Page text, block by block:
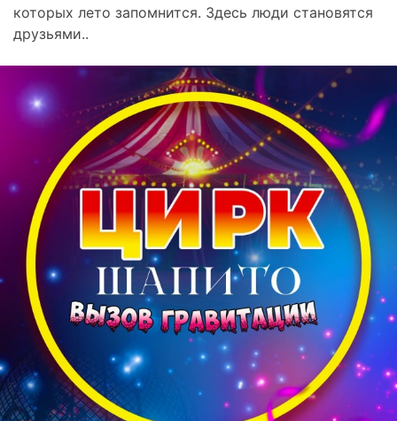
которых лето запомнится. Здесь люди становятся
друзьями..